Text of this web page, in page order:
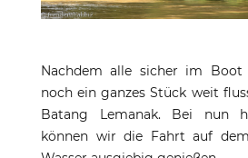
Nachdem alle sicher im Boot
noch ein ganzes Stück weit
Batang Lemanak. Bei nun
können wir die Fahrt auf